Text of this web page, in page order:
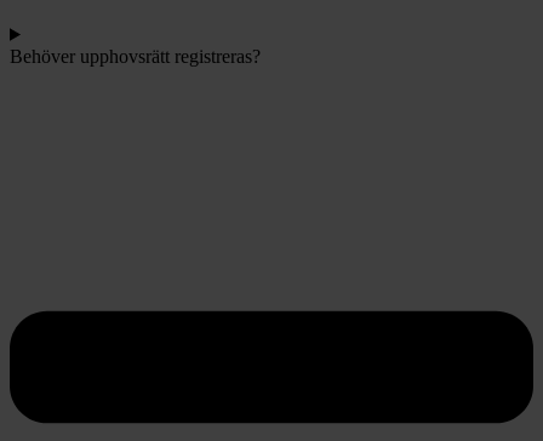
Behöver upphovsrätt registreras?